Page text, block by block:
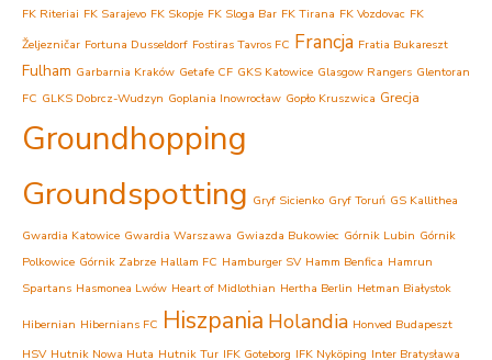
FK Riteriai FK Sarajevo FK Skopje FK Sloga Bar FK Tirana FK Vozdovac FK
Željezničar Fortuna Dusseldorf Fostiras Tavros FC Francja Fratia Bukareszt
Fulham Garbarnia Kraków Getafe CF GKS Katowice Glasgow Rangers Glentoran
FC GLKS Dobrcz-Wudzyn Goplania Inowrocław Gopło Kruszwica Grecja
Groundhopping
Groundspotting Gryf Sicienko Gryf Toruń GS Kallithea
Gwardia Katowice Gwardia Warszawa Gwiazda Bukowiec Górnik Lubin Górnik
Polkowice Górnik Zabrze Hallam FC Hamburger SV Hamm Benfica Hamrun
Spartans Hasmonea Lwów Heart of Midlothian Hertha Berlin Hetman Białystok
Hibernian Hibernians FC Hiszpania Holandia Honved Budapeszt
HSV Hutnik Nowa Huta Hutnik Tur IFK Goteborg IFK Nyköping Inter Bratysława